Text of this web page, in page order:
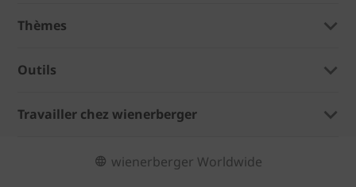
Thèmes
Outils
Travailler chez wienerberger
wienerberger Worldwide